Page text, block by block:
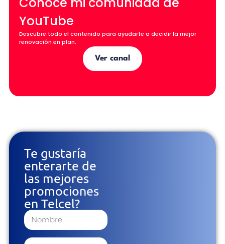
YouTube
Descubre todo el contenido para ayudarte a decidir la mejor
renovación en plan.
Ver canal
Te gustaría
enterarte de
las mejores
promociones
en Telcel?